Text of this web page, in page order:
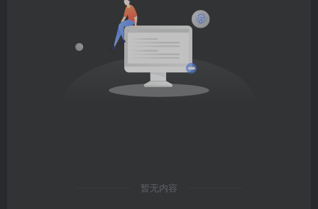
暂无内容